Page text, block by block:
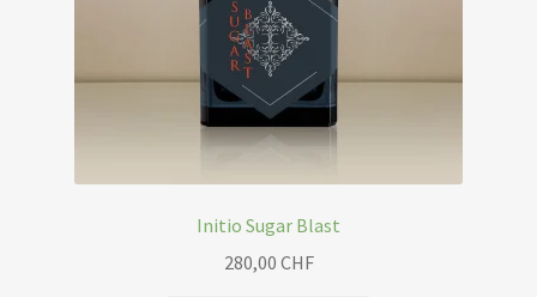
Initio Sugar Blast
280,00 CHF